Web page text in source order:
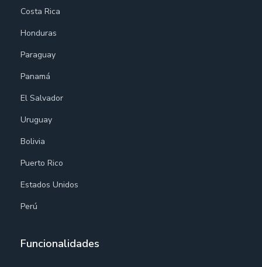
Costa Rica
Honduras
Paraguay
Panamá
El Salvador
Uruguay
Bolivia
Puerto Rico
Estados Unidos
Perú
Funcionalidades